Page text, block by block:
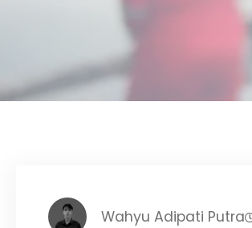
Wahyu Adipati Putra